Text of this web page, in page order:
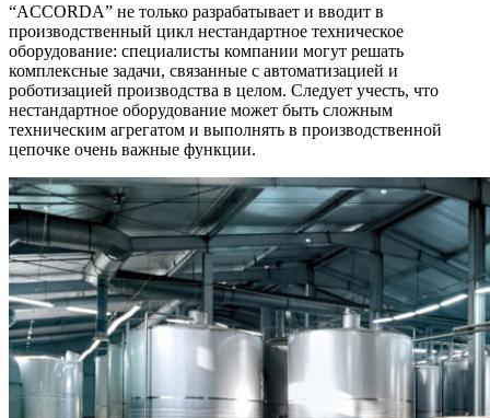
“ACCORDA” не только разрабатывает и вводит в
производственный цикл нестандартное техническое
оборудование: специалисты компании могут решать
комплексные задачи, связанные с автоматизацией и
роботизацией производства в целом. Следует учесть, что
нестандартное оборудование может быть сложным
техническим агрегатом и выполнять в производственной
цепочке очень важные функции.